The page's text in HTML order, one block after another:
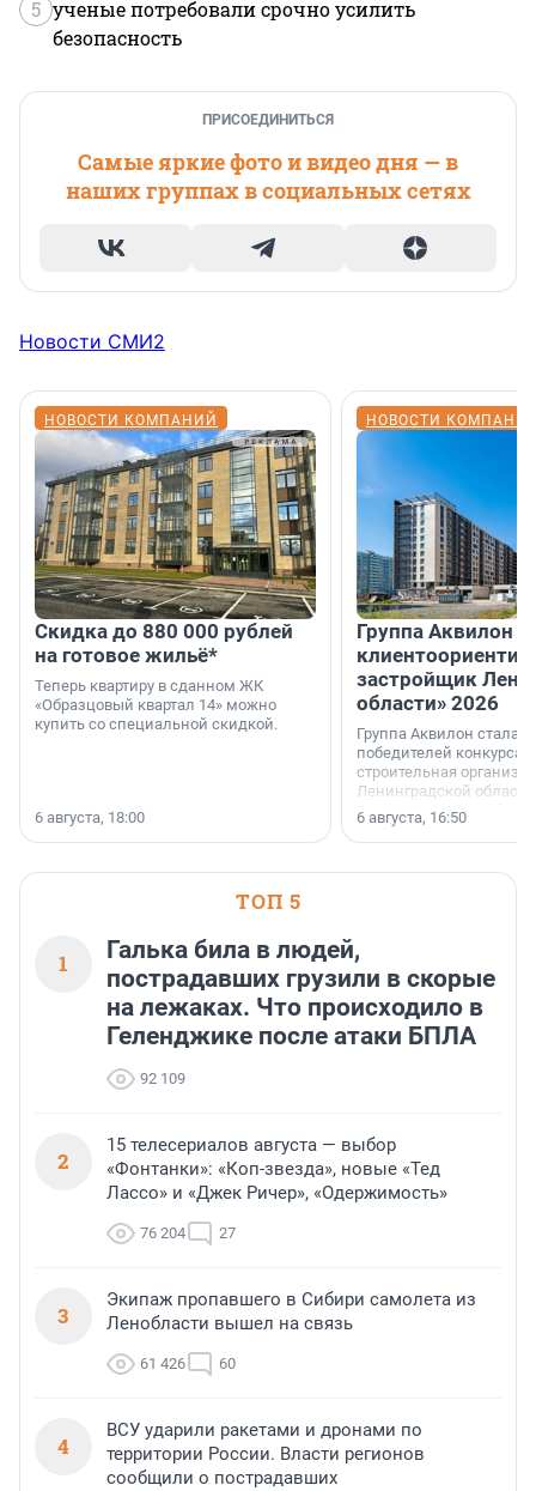
5 ученые потребовали срочно усилить
безопасность
ПРИСОЕДИНИТЬСЯ
Самые яркие фото и видео дня — в
наших группах в социальных сетях
Новости СМИ2
НОВОСТИ КОМПАНИЙ
Скидка до 880 000 рублей
на готовое жильё*
Теперь квартиру в сданном ЖК
«Образцовый квартал 14» можно
купить со специальной скидкой.
6 августа, 18:00
НОВОСТИ
Группа Аквилон
застройщик
области» 2026
Группа Аквилон стала
победителей конкурса
строительная
Ленинградской области
номинации «Самый
застройщик
области».
6 августа, 16:50
ТОП 5
1
Галька била в людей,
пострадавших грузили в скорые
на лежаках. Что происходило в
Геленджике после атаки БПЛА
92 109
2
15 телесериалов августа — выбор
«Фонтанки»: «Коп-звезда», новые «Тед
Лассо» и «Джек Ричер», «Одержимость»
76 204 27
3
Экипаж пропавшего в Сибири самолета из
Ленобласти вышел на связь
61 426 60
4
ВСУ ударили ракетами и дронами по
территории России. Власти регионов
сообщили о пострадавших